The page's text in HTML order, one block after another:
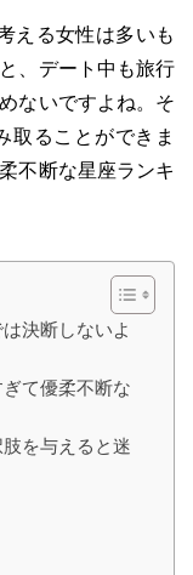
える女性は多いも
、デート中も旅行
ないですよね。そ
取ることができま
不断な星座ランキ
決断しないよ
て優柔不断な
を与えると迷